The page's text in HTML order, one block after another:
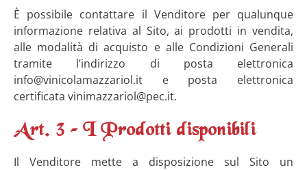
È possibile contattare il Venditore per qualunque
informazione relativa al Sito, ai prodotti in vendita,
alle modalità di acquisto e alle Condizioni Generali
tramite l’indirizzo di posta elettronica
info@vinicolamazzariol.it e posta elettronica
certificata vinimazzariol@pec.it.
Art. 3 – I Prodotti disponibili
Il Venditore mette a disposizione sul Sito un